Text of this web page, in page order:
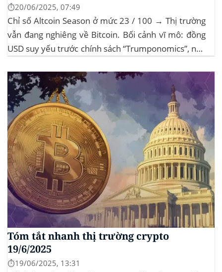
⏱️20/06/2025, 07:49
Chỉ số Altcoin Season ở mức 23 / 100 → Thị trường
vẫn đang nghiêng về Bitcoin. Bối cảnh vĩ mô: đồng
USD suy yếu trước chính sách “Trumponomics”, nhà
Sự kiện Chi tiết Hack 100 triệu USD...
Tóm tắt nhanh thị trường crypto
19/6/2025
⏱️19/06/2025, 13:31